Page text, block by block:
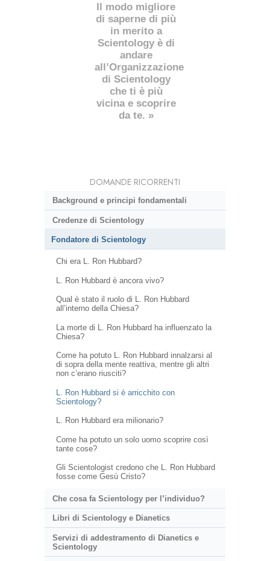
Il modo migliore
di saperne di più
in merito a
Scientology è di
andare
all’Organizzazione
di Scientology
che ti è più
vicina e scoprire
da te. »
DOMANDE RICORRENTI
Background e principi fondamentali
Credenze di Scientology
Fondatore di Scientology
Chi era L. Ron Hubbard?
L. Ron Hubbard è ancora vivo?
Qual è stato il ruolo di L. Ron Hubbard
all’interno della Chiesa?
La morte di L. Ron Hubbard ha influenzato la
Chiesa?
Come ha potuto L. Ron Hubbard innalzarsi al
di sopra della mente reattiva, mentre gli altri
non c’erano riusciti?
L. Ron Hubbard si è arricchito con
Scientology?
L. Ron Hubbard era milionario?
Come ha potuto un solo uomo scoprire così
tante cose?
Gli Scientologist credono che L. Ron Hubbard
fosse come Gesù Cristo?
Che cosa fa Scientology per l’individuo?
Libri di Scientology e Dianetics
Servizi di addestramento di Dianetics e
Scientology